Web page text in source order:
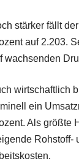
stärker fällt
auf 2.203.
wachsenden
wirtschaftlich
ein
Als größte
Rohstoff-